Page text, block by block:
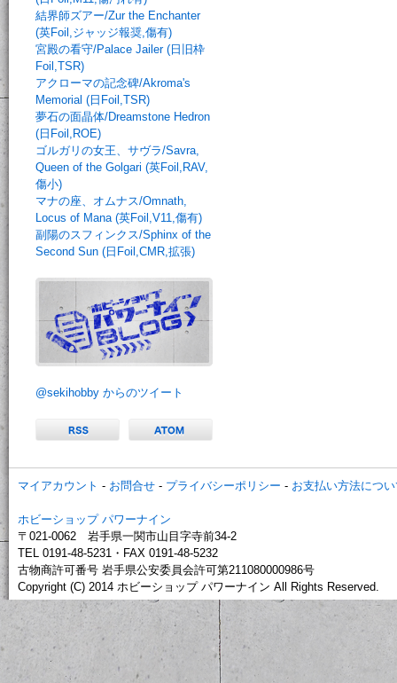
結界師ズアー/Zur the Enchanter
(英Foil,ジャッジ報奨,傷有)
宮殿の看守/Palace Jailer (日旧枠
Foil,TSR)
アクローマの記念碑/Akroma's
Memorial (日Foil,TSR)
夢石の面晶体/Dreamstone Hedron
(日Foil,ROE)
ゴルガリの女王、サヴラ/Savra,
Queen of the Golgari (英Foil,RAV,
傷小)
マナの座、オムナス/Omnath,
Locus of Mana (英Foil,V11,傷有)
副陽のスフィンクス/Sphinx of the
Second Sun (日Foil,CMR,拡張)
@sekihobby からのツイート
マイアカウント - お問合せ - プライバシーポリシー - お支払い方法につ
ホビーショップ パワーナイン
〒021-0062 岩手県一関市山目字寺前34-2
TEL 0191-48-5231・FAX 0191-48-5232
古物商許可番号 岩手県公安委員会許可第211080000986号
Copyright (C) 2014 ホビーショップ パワーナイン All Rights Reserved.